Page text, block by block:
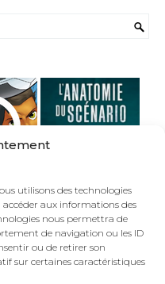
utilisons des technologies
accéder aux informations des
nous permettra de
de navigation ou les ID
ou de retirer son
sur certaines caractéristiques